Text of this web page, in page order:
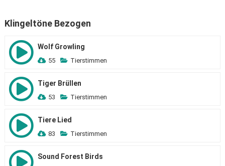
Klingeltöne Bezogen
Wolf Growling
55 Tierstimmen
Tiger Brüllen
53 Tierstimmen
Tiere Lied
83 Tierstimmen
Sound Forest Birds